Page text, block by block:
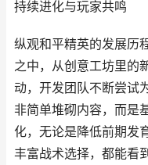
持续进化与玩家共鸣
纵观和平精英的发展历
之中，从创意工坊里的
动，开发团队不断尝试
非简单堆砌内容，而是
化，无论是降低前期发
丰富战术选择，都能看